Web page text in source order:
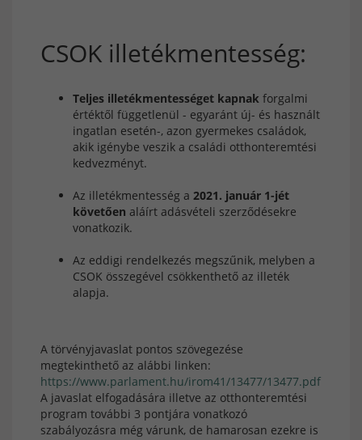
CSOK illetékmentesség:
Teljes illetékmentességet kapnak forgalmi
értéktől függetlenül - egyaránt új- és használt
ingatlan esetén-, azon gyermekes családok,
akik igénybe veszik a családi otthonteremtési
kedvezményt.
Az illetékmentesség a 2021. január 1-jét
követően aláírt adásvételi szerződésekre
vonatkozik.
Az eddigi rendelkezés megszűnik, melyben a
CSOK összegével csökkenthető az illeték
alapja.
A törvényjavaslat pontos szövegezése
megtekinthető az alábbi linken:
https://www.parlament.hu/irom41/13477/13477.pdf
A javaslat elfogadására illetve az otthonteremtési
program további 3 pontjára vonatkozó
szabályozásra még várunk, de hamarosan ezekre is